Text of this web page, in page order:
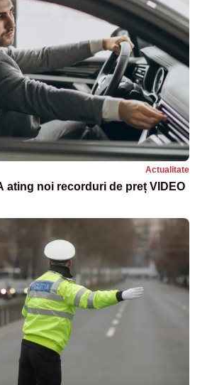
Actualitate
ating noi recorduri de preț VIDEO